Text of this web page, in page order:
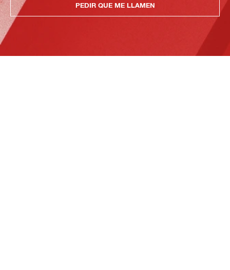
PEDIR QUE ME LLAMEN